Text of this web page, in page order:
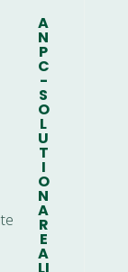
A
N
P
C
-
S
O
L
U
T
I
O
N
A
R
E
A